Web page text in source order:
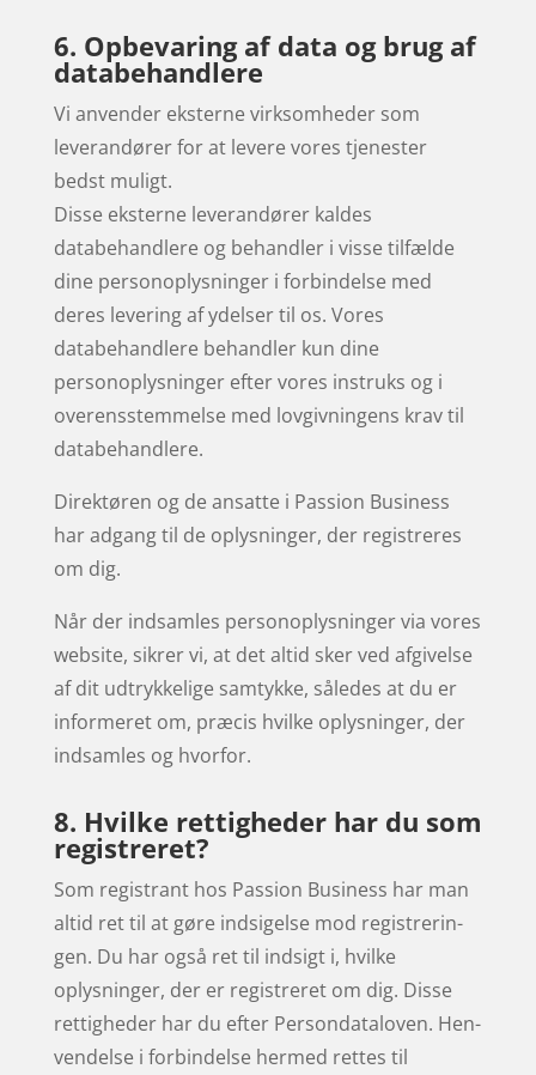
6. Opbevaring af data og brug af
databehandlere
Vi anvender eksterne virksomheder som
leverandører for at levere vores tjenester
bedst muligt.
Disse eksterne leverandører kaldes
databehandlere og behandler i visse tilfælde
dine personoplysninger i forbindelse med
deres levering af ydelser til os. Vores
databehandlere behandler kun dine
personoplysninger efter vores instruks og i
overensstemmelse med lovgivningens krav til
databehandlere.
Direk­tøren og de ansatte i Passion Business
har adgang til de oplysninger, der reg­istr­eres
om dig.
Når der ind­sam­les per­son­o­plysninger via vores
web­site, sikrer vi, at det altid sker ved afgivelse
af dit udtrykke­lige sam­tykke, således at du er
informeret om, præ­cis hvilke oplysninger, der
ind­sam­les og hvorfor.
8. Hvilke rettigheder har du som
registreret?
Som reg­is­trant hos Passion Business har man
altid ret til at gøre ind­sigelse mod reg­istrerin­
gen. Du har også ret til ind­sigt i, hvilke
oplysninger, der er reg­istr­eret om dig. Disse
ret­tigheder har du efter Per­son­dat­aloven. Hen­
ven­delse i forbindelse hermed rettes til